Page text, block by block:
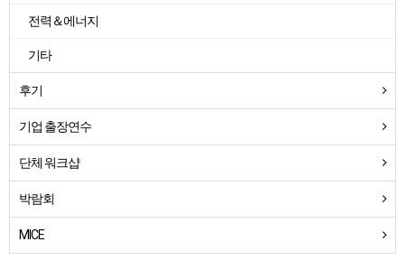
전력＆에너지
기타
후기
기업 출장연수
단체 워크샵
박람회
MICE